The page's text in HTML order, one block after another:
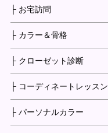
├ お宅訪問
├ カラー＆骨格
├ クローゼット診断
├ コーディネートレッスン
├ パーソナルカラー